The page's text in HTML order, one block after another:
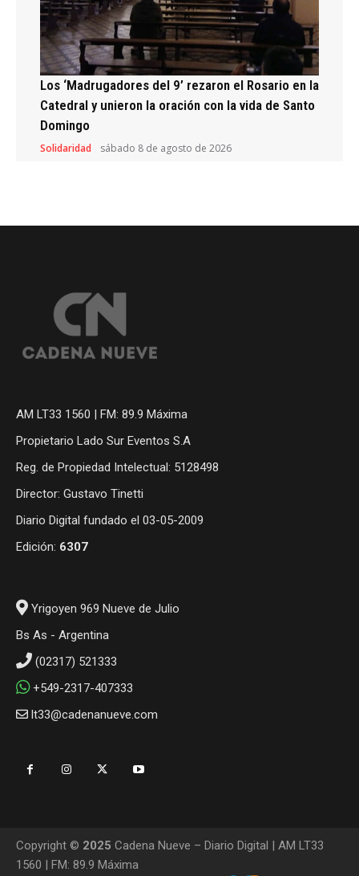
Los ‘Madrugadores del 9’ rezaron el Rosario en la
Catedral y unieron la oración con la vida de Santo
Domingo
Solidaridad sábado 8 de agosto de 2026
AM LT33 1560 | FM: 89.9 Máxima
Propietario Lado Sur Eventos S.A
Reg. de Propiedad Intelectual: 5128498
Director: Gustavo Tinetti
Diario Digital fundado el 03-05-2009
Edición: 6307
Yrigoyen 969 Nueve de Julio
Bs As - Argentina
(02317) 521333
+549-2317-407333
lt33@cadenanueve.com
Copyright © 2025 Cadena Nueve – Diario Digital | AM LT33
1560 | FM: 89.9 Máxima